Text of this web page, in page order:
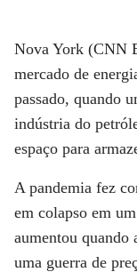
Nova York (CNN
mercado de
passado, quando
indústria do
espaço para
A pandemia fez
em colapso em
aumentou quando
uma guerra de